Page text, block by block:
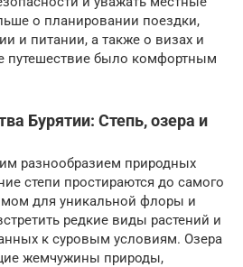
о планировании поездки,
и питании, а также о визах и
путешествие было комфортным
Бурятии: Степь, озера и
разнообразием природных
степи простираются до самого
для уникальной флоры и
редкие виды растений и
к суровым условиям. Озера
жемчужины природы,